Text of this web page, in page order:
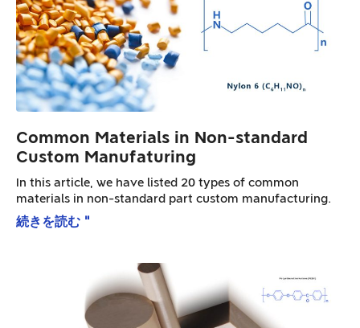
Common Materials in Non-standard
Custom Manufaturing
In this article, we have listed 20 types of common
materials in non-standard part custom manufacturing.
続きを読む "